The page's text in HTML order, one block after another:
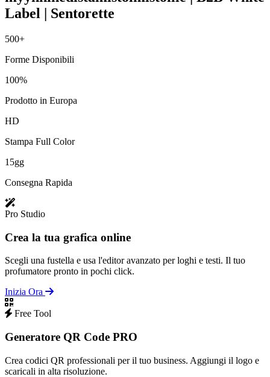
Label | Sentorette
500+
Forme Disponibili
100%
Prodotto in Europa
HD
Stampa Full Color
15gg
Consegna Rapida
Pro Studio
Crea la tua grafica online
Scegli una fustella e usa l'editor avanzato per loghi e testi. Il tuo
profumatore pronto in pochi click.
Inizia Ora
Free Tool
Generatore QR Code PRO
Crea codici QR professionali per il tuo business. Aggiungi il logo e
scaricali in alta risoluzione.